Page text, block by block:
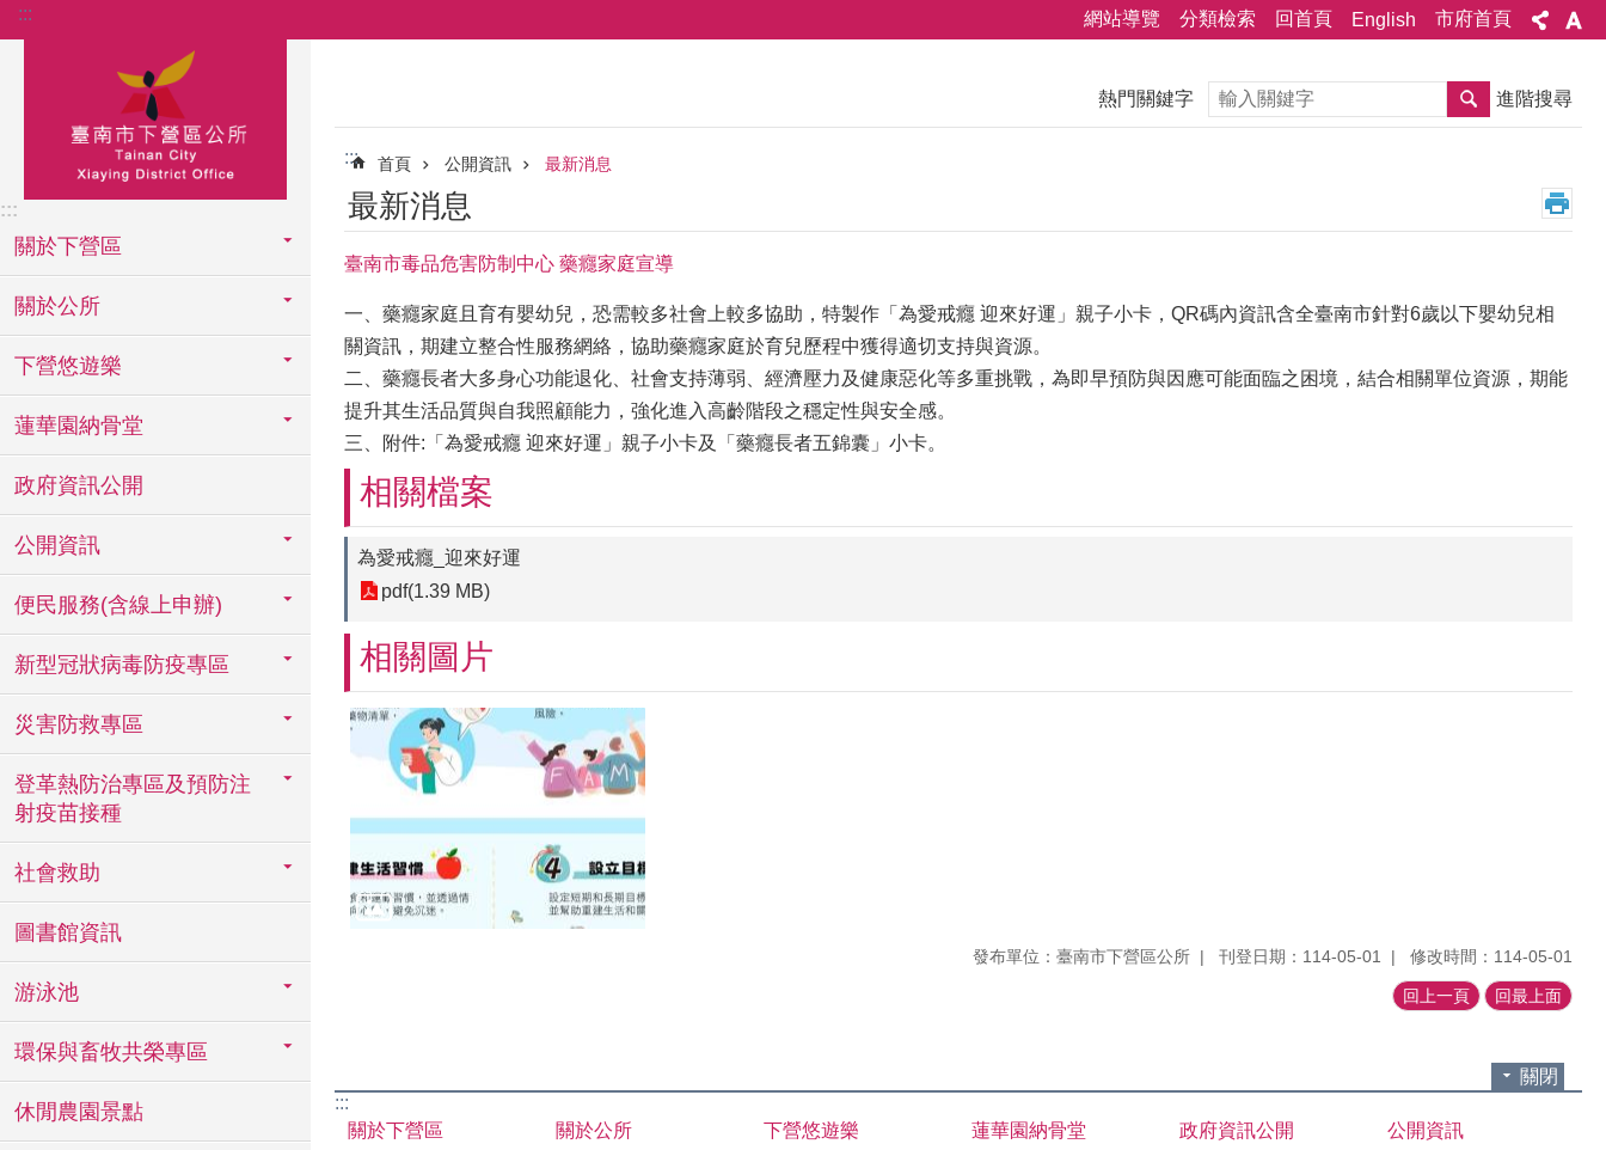
跳到主要內容區塊
::: 網站導覽 分類檢索 回首頁 English 市府首頁
:::
關於下營區
關於公所
下營悠遊樂
蓮華園納骨堂
政府資訊公開
公開資訊
便民服務(含線上申辦)
新型冠狀病毒防疫專區
災害防救專區
登革熱防治專區及預防注
射疫苗接種
社會救助
圖書館資訊
游泳池
環保與畜牧共榮專區
休閒農園景點
熱門關鍵字 搜尋 進階搜尋
::: 首頁 公開資訊 最新消息
最新消息
臺南市毒品危害防制中心 藥癮家庭宣導
一、藥癮家庭且育有嬰幼兒，恐需較多社會上較多協助，特製作「為愛戒癮 迎來好運」親子小卡，QR碼內資訊含全臺南市針對6歲以下嬰幼兒相
關資訊，期建立整合性服務網絡，協助藥癮家庭於育兒歷程中獲得適切支持與資源。
二、藥癮長者大多身心功能退化、社會支持薄弱、經濟壓力及健康惡化等多重挑戰，為即早預防與因應可能面臨之困境，結合相關單位資源，期能
提升其生活品質與自我照顧能力，強化進入高齡階段之穩定性與安全感。
三、附件:「為愛戒癮 迎來好運」親子小卡及「藥癮長者五錦囊」小卡。
相關檔案
為愛戒癮_迎來好運
pdf(1.39 MB)
相關圖片
發布單位：臺南市下營區公所 刊登日期：114-05-01 修改時間：114-05-01
回上一頁 回最上面
關閉
:::
關於下營區
關於公所 下營悠遊樂 蓮華園納骨堂 政府資訊公開 公開資訊